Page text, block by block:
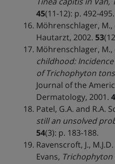
45(11-12): p. 492-495.
Möhrenschlager, M.,
Hautarzt, 2002. 53
Möhrenschlager, M.,
childhood:
of Trichophyton
Journal of the
Dermatology, 2001.
Patel, G.A. and R.A.
still an unsolved
54(3): p. 183-188.
Ravenscroft, J.,
Evans, Trichophyton